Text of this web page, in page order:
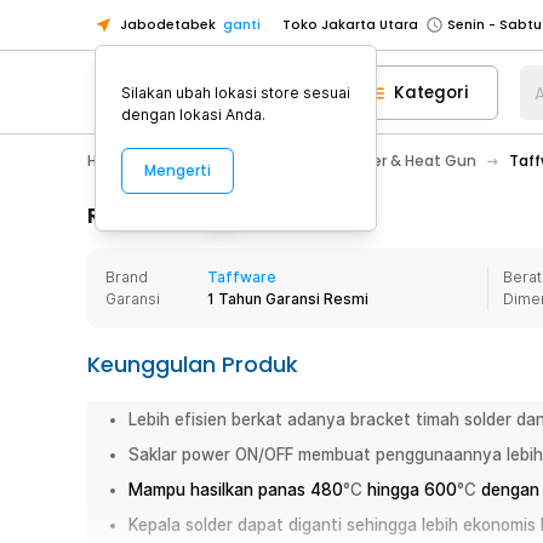
Jabodetabek ganti Toko Jakarta Utara
Toko Tangerang
Toko Cikupa
Pick n Go Jakarta Barat
Senin -
Pick n Go Bekasi
Senin - Jumat
Senin - Jumat
Senin -
Senin -
Toko Tangerang
Pick n Go Jakarta Barat
Senin -
Pick n Go Bekasi
Senin - Jumat
Pick n Go Depok
Senin - Jumat
Kategori
Home Appliance Solder & Heat Gun
Rincian Produk
Brand
Taffware
Garansi
1 Tahun Garansi Resmi
Keunggulan Produk
Lebih efisien berkat adanya bracket timah solder
Saklar power ON/OFF membuat penggunaannya
Mampu hasilkan panas 480°C hingga 600°C
Kepala solder dapat diganti sehingga lebih
Silakan ubah lokasi store sesuai
dengan lokasi Anda.
Mengerti